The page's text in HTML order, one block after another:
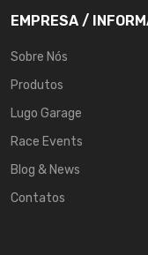
EMPRESA /
Sobre Nós
Produtos
Lugo Garage
Race Events
Blog & News
Contatos